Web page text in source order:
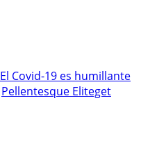
El Covid-19 es humillante
Pellentesque Eliteget